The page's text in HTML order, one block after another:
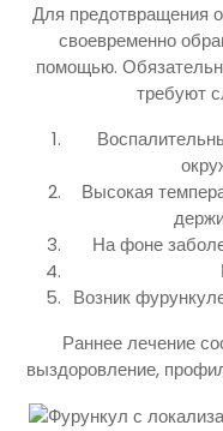
Для предотвращения
своевременно
помощью.
требуют
Высокая
На фоне
Возник
Раннее лечение
выздоровление,